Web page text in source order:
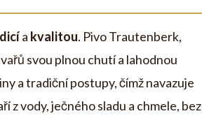
a kvalitou. Pivo Trautenberk,
svou plnou chutí a lahodnou
a tradiční postupy, čímž navazuje
z vody, ječného sladu a chmele, bez